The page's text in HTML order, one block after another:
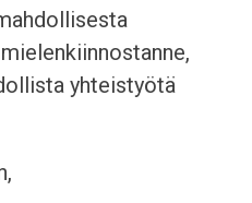
yhteistyötä